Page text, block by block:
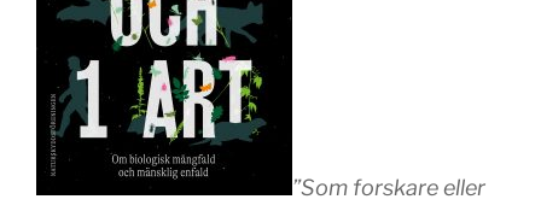
”Som forskare eller